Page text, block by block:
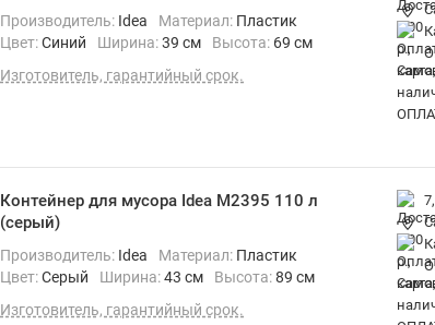
Производитель: Idea Материал: Пластик
Цвет:Синий Ширина:39 см Высота: 69 см
Изготовитель, гарантийный срок.
карта, наличные,
Контейнер для мусора Idea М2395 110 л
(серый)
Производитель: Idea Материал: Пластик
Цвет:Серый Ширина:43 см Высота:89 см
Изготовитель, гарантийный срок.
карта, наличные,